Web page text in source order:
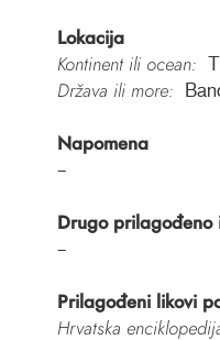
Lokacija
Kontinent ili ocean:
Država ili more:
Napomena
–
Drugo prilagođeno
–
Prilagođeni likovi
Hrvatska